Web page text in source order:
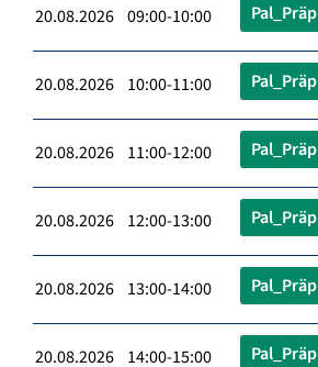
20.08.2026 09:00-10:00 Pal_Präp
20.08.2026 10:00-11:00 Pal_Präp
20.08.2026 11:00-12:00 Pal_Präp
20.08.2026 12:00-13:00 Pal_Präp
20.08.2026 13:00-14:00 Pal_Präp
20.08.2026 14:00-15:00 Pal_Präp